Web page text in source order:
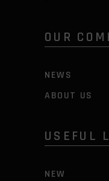
OUR
NEWS
ABOUT US
USEFUL
NEW